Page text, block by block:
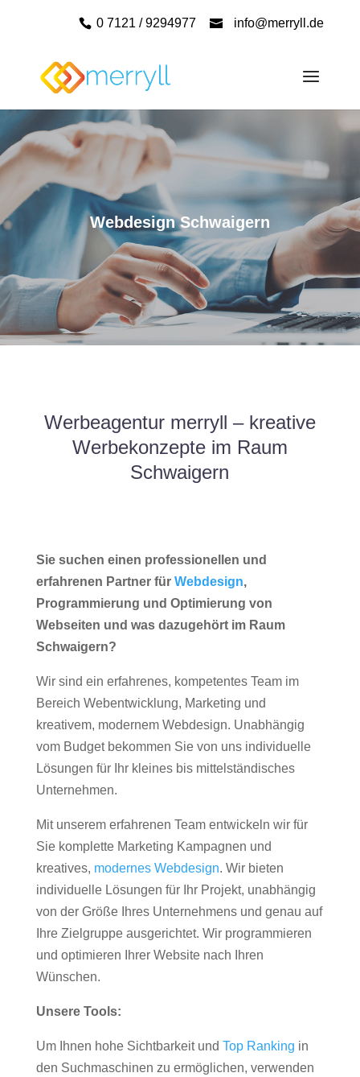
0 7121 / 9294977 info@merryll.de
Webdesign Schwaigern
Werbeagentur merryll – kreative
Werbekonzepte im Raum
Schwaigern
Sie suchen einen professionellen und
erfahrenen Partner für Webdesign,
Programmierung und Optimierung von
Webseiten und was dazugehört im Raum
Schwaigern?
Wir sind ein erfahrenes, kompetentes Team im
Bereich Webentwicklung, Marketing und
kreativem, modernem Webdesign. Unabhängig
vom Budget bekommen Sie von uns individuelle
Lösungen für Ihr kleines bis mittelständisches
Unternehmen.
Mit unserem erfahrenen Team entwickeln wir für
Sie komplette Marketing Kampagnen und
kreatives, modernes Webdesign. Wir bieten
individuelle Lösungen für Ihr Projekt, unabhängig
von der Größe Ihres Unternehmens und genau auf
Ihre Zielgruppe ausgerichtet. Wir programmieren
und optimieren Ihrer Website nach Ihren
Wünschen.
Unsere Tools:
Um Ihnen hohe Sichtbarkeit und Top Ranking in
den Suchmaschinen zu ermöglichen, verwenden